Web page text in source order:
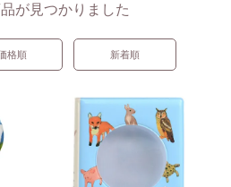
が見つかりました
格順 新着順